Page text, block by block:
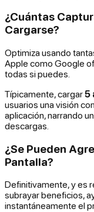
¿Cuántas
Cargarse?
Optimiza usando
Apple como Google
todas si puedes.
Típicamente, cargar5
usuarios una visión
aplicación, narrando
descargas.
¿Se Pueden
Pantalla?
Definitivamente, y es
subrayar beneficios,
instantáneamente el